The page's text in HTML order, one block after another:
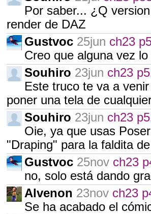
Por saber... ¿Q
render de DAZ
Gustvoc 25jun ch23
Creo que alguna vez
Souhiro 23jun ch23
Este truco te va a
poner una tela de
Souhiro 23jun ch23
Oie, ya que usas
"Draping" para la faldita
Gustvoc 25nov ch23
no, solo está dando
Alvenon 23nov ch23
Se ha acabado el